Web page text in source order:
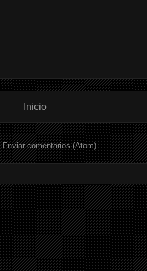
Inicio
Enviar comentarios (Atom)